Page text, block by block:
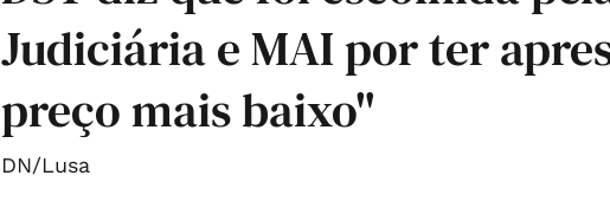
Judiciária e MAI por ter
preço mais baixo"
DN/Lusa